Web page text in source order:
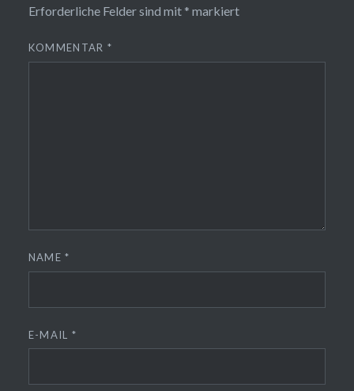
Erforderliche Felder sind mit * markiert
KOMMENTAR *
NAME*
E-MAIL *